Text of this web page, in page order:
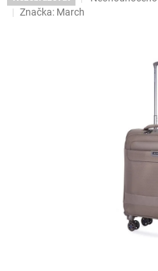
Značka: March